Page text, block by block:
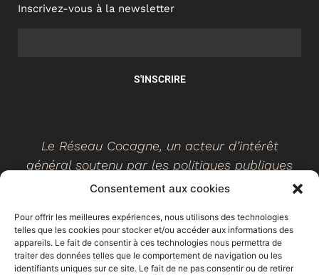
Consentement aux cookies
Pour offrir les meilleures expériences, nous utilisons des technologies
telles que les cookies pour stocker et/ou accéder aux informations des
appareils. Le fait de consentir à ces technologies nous permettra de
traiter des données telles que le comportement de navigation ou les
identifiants uniques sur ce site. Le fait de ne pas consentir ou de retirer
Inscrivez-vous à la newsletter
S'INSCRIRE
Le Réseau Cocagne, un acteur d’intérêt
général soutenu par les politiques publiques
©2026- Réseau Cocagne -Site web réalisé par Ethicweb
Mentions légales